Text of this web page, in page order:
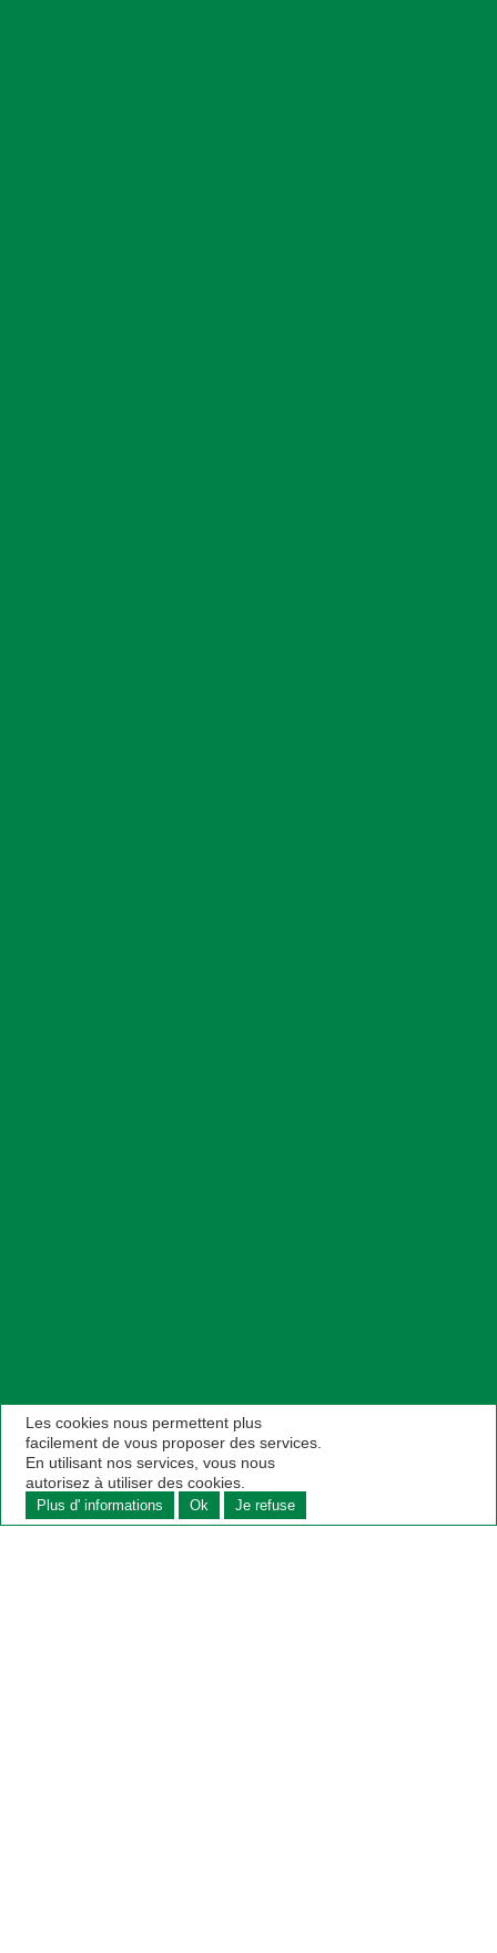
Les cookies nous permettent plus
facilement de vous proposer des services.
En utilisant nos services, vous nous
autorisez à utiliser des cookies.
Plus d' informations Ok Je refuse